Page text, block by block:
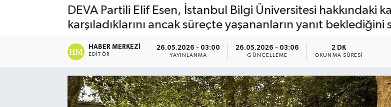
DEVA Partili Elif Esen, İstanbul Bilgi Üniversitesi hakkındaki
karşıladıklarını ancak süreçte yaşananların yanıt beklediğini
HABER MERKEZI
EDITÖR
26.05.2026 - 03:00
YAYINLANMA
26.05.2026 - 03:06
GÜNCELLEME
2 DK
OKUNMA SÜRESI
Son Dakika Haberleri
Haber Arşivi